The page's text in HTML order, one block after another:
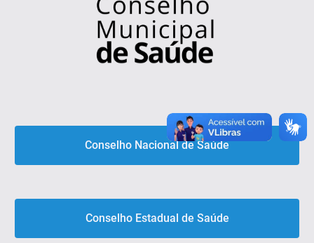
Conselho Nacional de Saúde
Conselho Estadual de Saúde